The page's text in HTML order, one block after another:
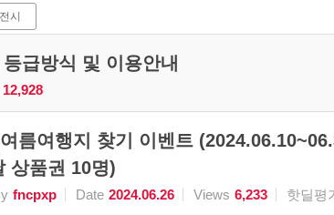
전시
급방식 및 이용안내
12,928
름여행지 찾기 이벤트
상품권 10명)
fncpxp Date 2024.06.26 Views 6,233 핫딜평